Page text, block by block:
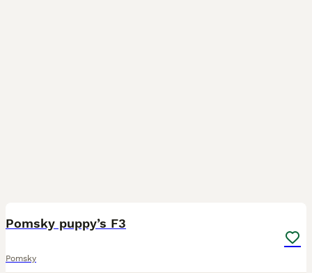
Pomsky puppy’s F3
Pomsky